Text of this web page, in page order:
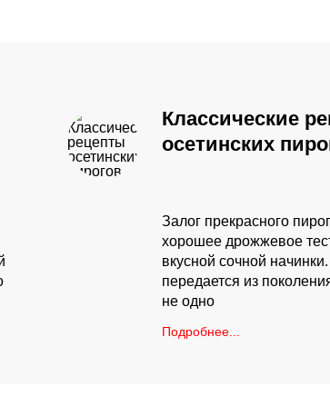
Классические
осетинских
Залог прекрасного
хорошее дрожжевое
вкусной сочной
передается из
не одно
Подробнее...